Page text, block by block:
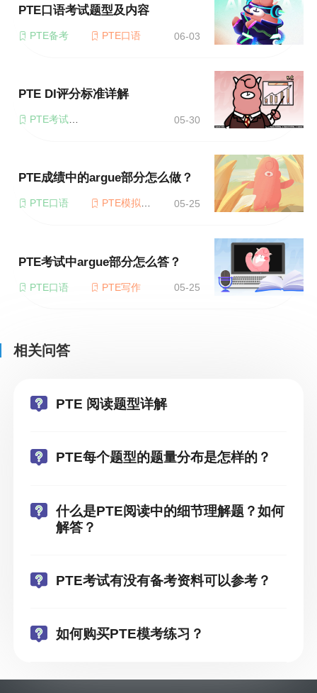
PTE口语考试题型及内容
PTE备考 PTE口语 06-03
PTE DI评分标准详解
PTE考试题型 05-30
PTE成绩中的argue部分怎么做？
PTE口语 PTE模拟考试 05-25
PTE考试中argue部分怎么答？
PTE口语 PTE写作 05-25
相关问答
PTE 阅读题型详解
PTE每个题型的题量分布是怎样的？
什么是PTE阅读中的细节理解题？如何
解答？
PTE考试有没有备考资料可以参考？
如何购买PTE模考练习？